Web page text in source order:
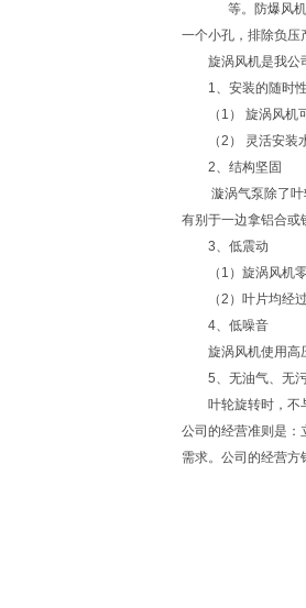
等。防爆风
一个小孔，排除负压
旋涡风机是我公
1、安装的随时性
（1） 旋涡风机可
（2） 灵活安装
2、结构坚固
漩涡气泵除了叶轮
有别于一边拿铝合或
3、低震动
（1）旋涡风机零
（2）叶片均经过
4、低噪音
旋涡风机使用高压
5、无油气、无
叶轮旋转时，不与
公司的经营准则是：
需求。公司的经营